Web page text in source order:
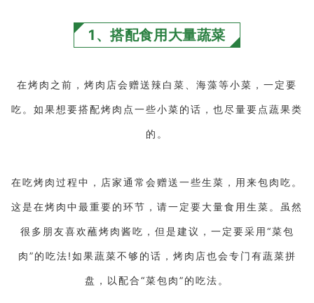
1、搭配食用大量蔬菜
在烤肉之前，烤肉店会赠送辣白菜、海藻等小菜，一定要
吃。如果想要搭配烤肉点一些小菜的话，也尽量要点蔬果类
的。
在吃烤肉过程中，店家通常会赠送一些生菜，用来包肉吃。
这是在烤肉中最重要的环节，请一定要大量食用生菜。虽然
很多朋友喜欢蘸烤肉酱吃，但是建议，一定要采用“菜包
肉”的吃法!如果蔬菜不够的话，烤肉店也会专门有蔬菜拼
盘，以配合“菜包肉”的吃法。